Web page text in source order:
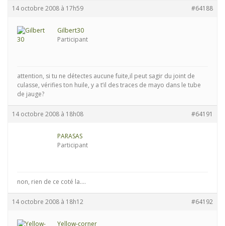
14 octobre 2008 à 17h59 #64188
Gilbert30
Participant
attention, si tu ne détectes aucune fuite,il peut sagir du joint de
culasse, vérifies ton huile, y a t’il des traces de mayo dans le tube
de jauge?
14 octobre 2008 à 18h08 #64191
PARASAS
Participant
non, rien de ce coté la….
14 octobre 2008 à 18h12 #64192
Yellow-corner